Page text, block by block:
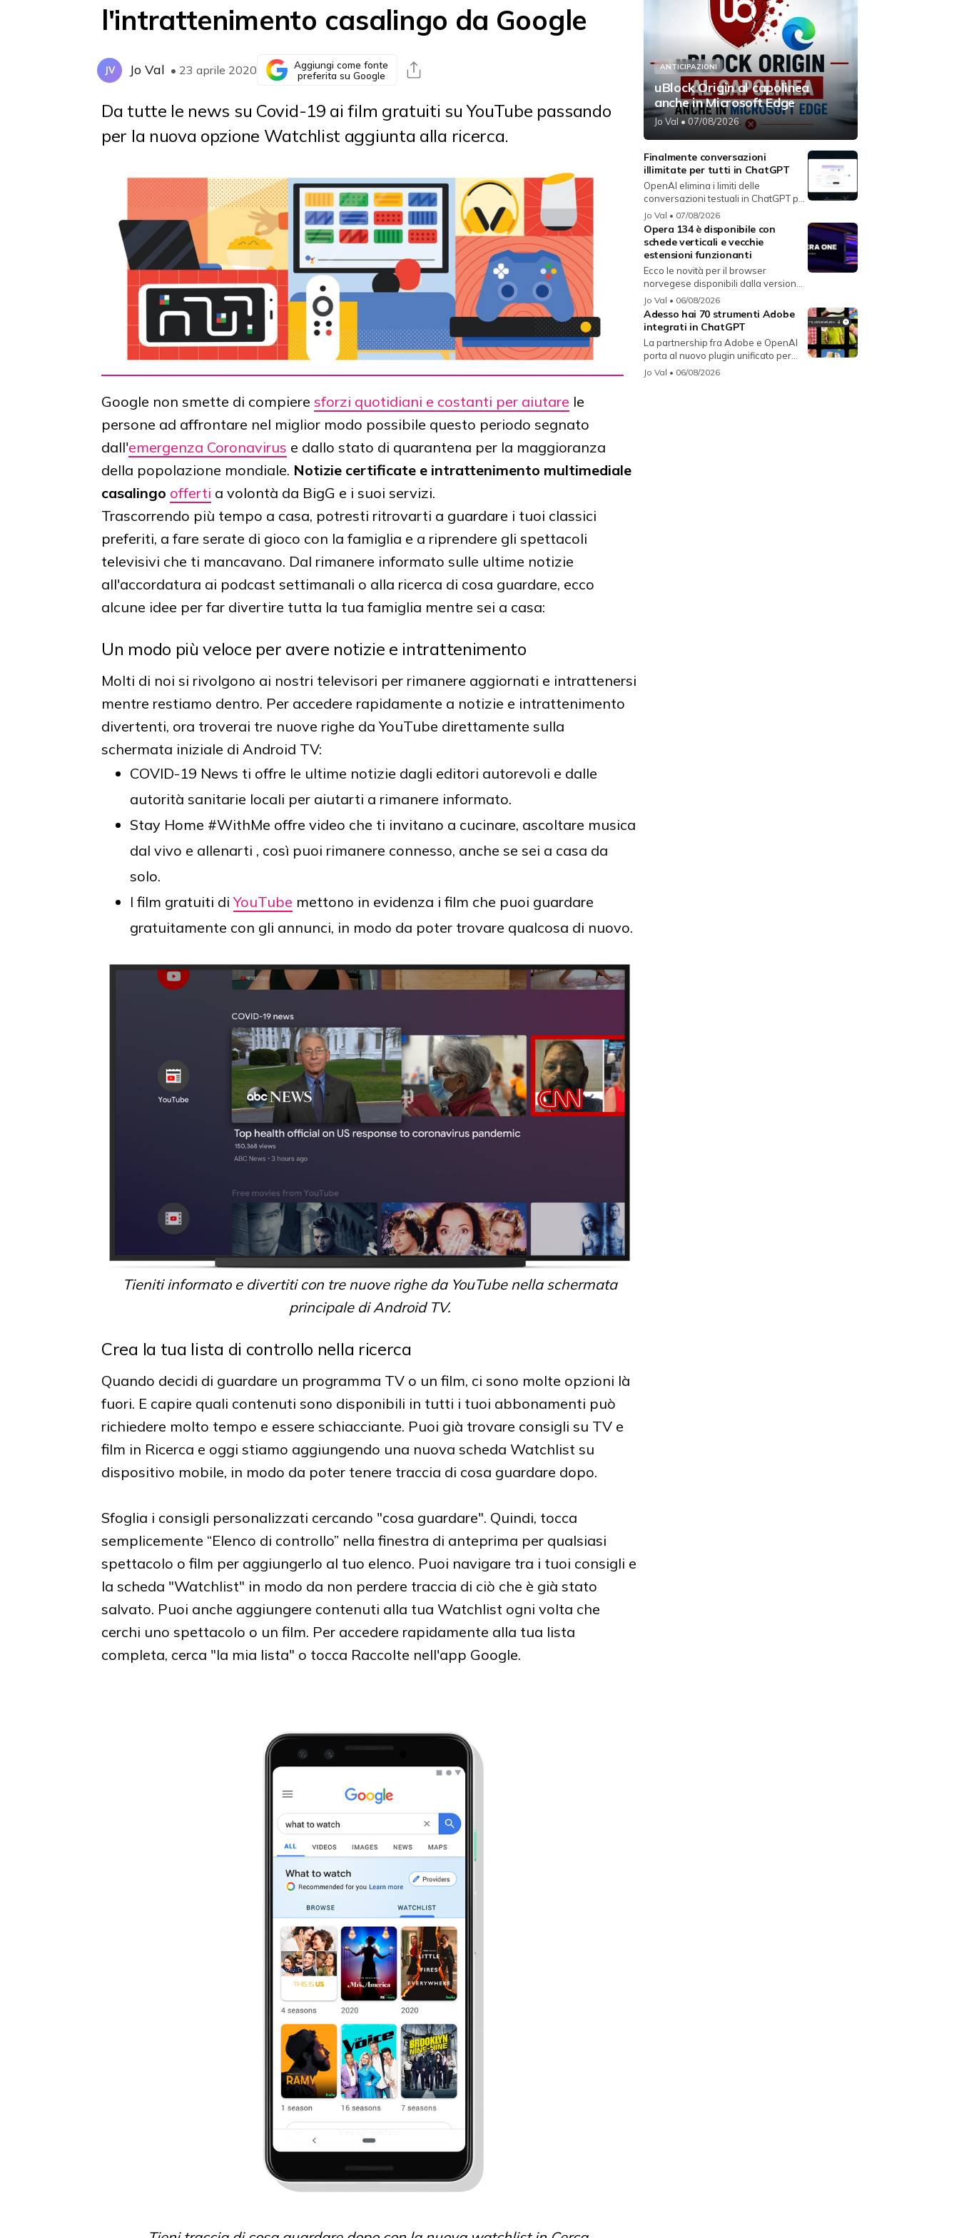
l'intrattenimento casalingo da Google
JV Jo Val • 23 aprile 2020
Aggiungi come fonte
preferita su Google
Da tutte le news su Covid-19 ai film gratuiti su YouTube passando
per la nuova opzione Watchlist aggiunta alla ricerca.
Google non smette di compiere sforzi quotidiani e costanti per aiutare le
persone ad affrontare nel miglior modo possibile questo periodo segnato
dall'emergenza Coronavirus e dallo stato di quarantena per la maggioranza
della popolazione mondiale. Notizie certificate e intrattenimento multimediale
casalingo offerti a volontà da BigG e i suoi servizi.
Trascorrendo più tempo a casa, potresti ritrovarti a guardare i tuoi classici
preferiti, a fare serate di gioco con la famiglia e a riprendere gli spettacoli
televisivi che ti mancavano. Dal rimanere informato sulle ultime notizie
all'accordatura ai podcast settimanali o alla ricerca di cosa guardare, ecco
alcune idee per far divertire tutta la tua famiglia mentre sei a casa:
Un modo più veloce per avere notizie e intrattenimento
Molti di noi si rivolgono ai nostri televisori per rimanere aggiornati e intrattenersi
mentre restiamo dentro. Per accedere rapidamente a notizie e intrattenimento
divertenti, ora troverai tre nuove righe da YouTube direttamente sulla
schermata iniziale di Android TV:
COVID-19 News ti offre le ultime notizie dagli editori autorevoli e dalle
autorità sanitarie locali per aiutarti a rimanere informato.
Stay Home #WithMe offre video che ti invitano a cucinare, ascoltare musica
dal vivo e allenarti , così puoi rimanere connesso, anche se sei a casa da
solo.
I film gratuiti diYouTube mettono in evidenza i film che puoi guardare
gratuitamente con gli annunci, in modo da poter trovare qualcosa di nuovo.
Tieniti informato e divertiti con tre nuove righe da YouTube nella schermata
principale di Android TV.
Crea la tua lista di controllo nella ricerca
Quando decidi di guardare un programma TV o un film, ci sono molte opzioni là
fuori. E capire quali contenuti sono disponibili in tutti i tuoi abbonamenti può
richiedere molto tempo e essere schiacciante. Puoi già trovare consigli su TV e
film in Ricerca e oggi stiamo aggiungendo una nuova scheda Watchlist su
dispositivo mobile, in modo da poter tenere traccia di cosa guardare dopo.
Sfoglia i consigli personalizzati cercando "cosa guardare". Quindi, tocca
semplicemente “Elenco di controllo” nella finestra di anteprima per qualsiasi
spettacolo o film per aggiungerlo al tuo elenco. Puoi navigare tra i tuoi consigli e
la scheda "Watchlist" in modo da non perdere traccia di ciò che è già stato
salvato. Puoi anche aggiungere contenuti alla tua Watchlist ogni volta che
cerchi uno spettacolo o un film. Per accedere rapidamente alla tua lista
completa, cerca "la mia lista" o tocca Raccolte nell'app Google.
ANTICIPAZIONI
uBlock Origin al capolinea
anche in Microsoft Edge
Jo Val • 07/08/2026
Finalmente conversazioni
illimitate per tutti in ChatGPT
OpenAI elimina i limiti delle
conversazioni testuali in ChatGPT per
i...
Jo Val • 07/08/2026
Opera 134 è disponibile con
schede verticali e vecchie
estensioni funzionanti
Ecco le novità per il browser
norvegese disponibili dalla versione
134...
Jo Val • 06/08/2026
Adesso hai 70 strumenti Adobe
integrati in ChatGPT
La partnership fra Adobe e OpenAI
porta al nuovo plugin unificato per...
Jo Val • 06/08/2026